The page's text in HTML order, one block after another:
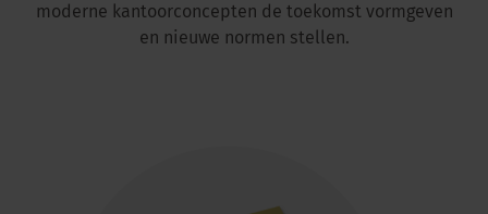
moderne kantoorconcepten de toekomst vormgeven
en nieuwe normen stellen.